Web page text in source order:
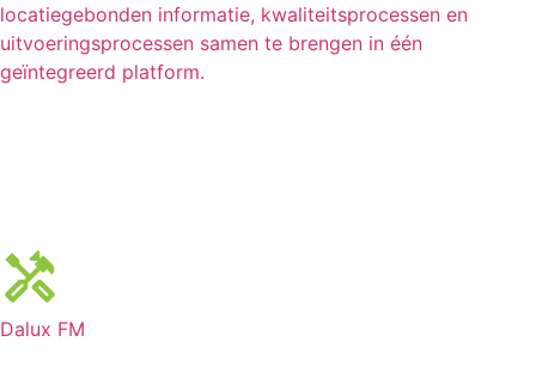
locatiegebonden informatie, kwaliteitsprocessen en
uitvoeringsprocessen samen te brengen in één
geïntegreerd platform.
Dalux FM